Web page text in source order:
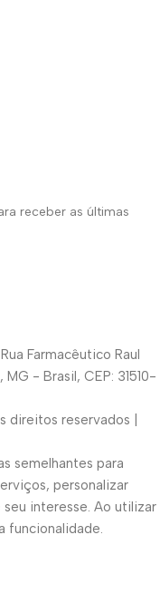
receber as últimas
Farmacêutico Raul
- Brasil, CEP: 31510-
direitos reservados |
semelhantes para
personalizar
interesse. Ao utilizar
funcionalidade.